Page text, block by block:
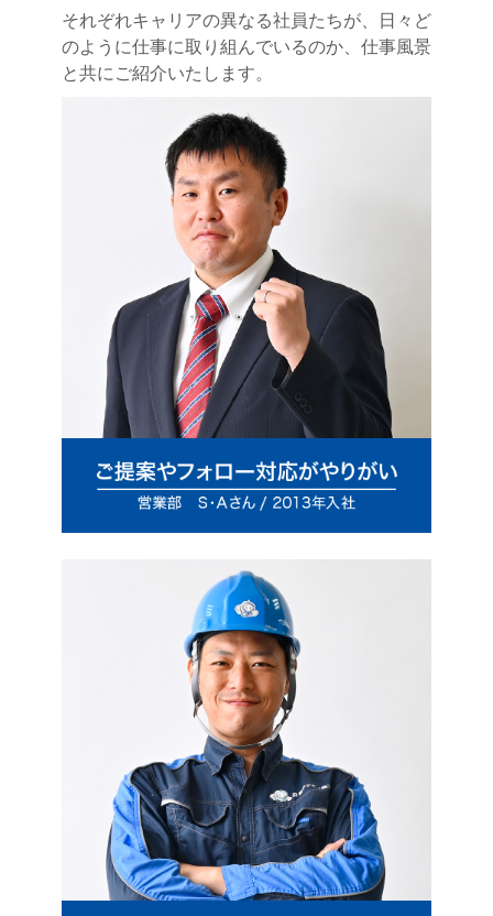
それぞれキャリアの異なる社員たちが、日々ど
のように仕事に取り組んでいるのか、仕事風景
と共にご紹介いたします。